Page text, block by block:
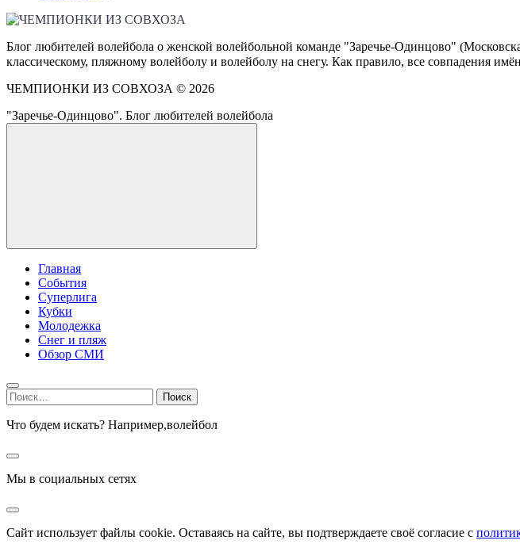
Блог любителей волейбола о женской волейбольной команде "Заречье-Одинцово"
классическому, пляжному волейболу и волейболу на снегу. Как правило, все совпадения
ЧЕМПИОНКИ ИЗ СОВХОЗА © 2026
"Заречье-Одинцово". Блог любителей волейбола
Главная
События
Суперлига
Кубки
Молодежка
Снег и пляж
Обзор СМИ
Найти:
Что будем искать? Например,волейбол
Мы в социальных сетях
Сайт использует файлы cookie. Оставаясь на сайте, вы подтверждаете своё согласие с